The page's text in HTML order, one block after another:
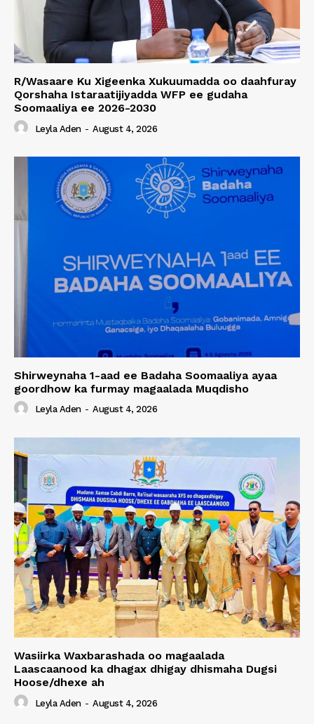
R/Wasaare Ku Xigeenka Xukuumadda oo daahfuray
Qorshaha Istaraatijiyadda WFP ee gudaha
Soomaaliya ee 2026-2030
Leyla Aden - August 4, 2026
Shirweynaha 1-aad ee Badaha Soomaaliya ayaa
goordhow ka furmay magaalada Muqdisho
Leyla Aden - August 4, 2026
Wasiirka Waxbarashada oo magaalada
Laascaanood ka dhagax dhigay dhismaha Dugsi
Hoose/dhexe ah
Leyla Aden - August 4, 2026